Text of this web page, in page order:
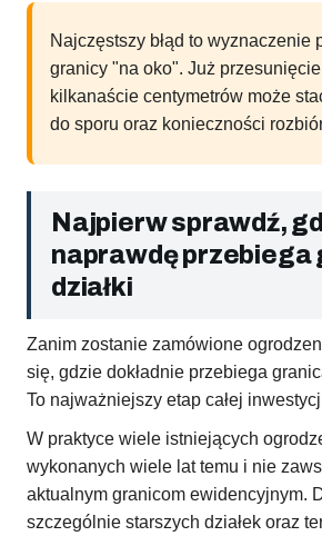
Najczęstszy błąd to wyznaczenie
granicy "na oko". Już
kilkanaście centymetrów może
do sporu oraz konieczności
Najpierw sprawdź,
naprawdę przebiega
działki
Zanim zostanie zamówione
się, gdzie dokładnie przebiega
To najważniejszy etap całej
W praktyce wiele istniejących
wykonanych wiele lat temu i nie
aktualnym granicom ewidencyjnym.
szczególnie starszych działek oraz